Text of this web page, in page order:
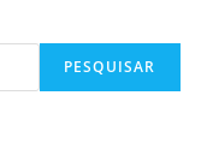
PESQUISAR